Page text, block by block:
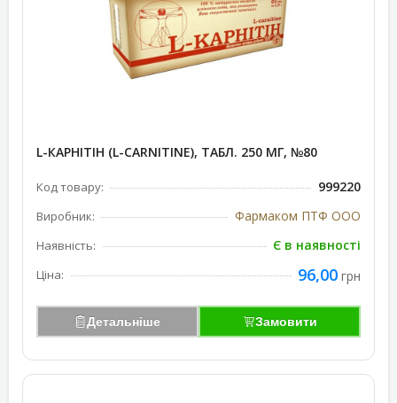
L-КАРНІТІН (L-CARNITINE), ТАБЛ. 250 МГ, №80
Код товару: 999220
Виробник: Фармаком ПТФ ООО
Наявність: Є в наявності
Ціна: 96,00 грн
Детальніше Замовити